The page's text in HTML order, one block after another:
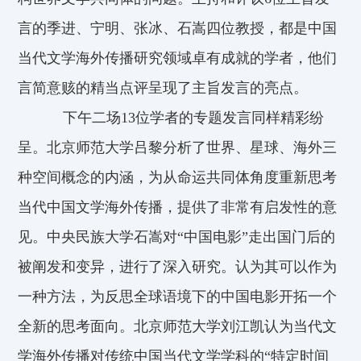
言的季进、宁明、张冰、石嵩四位教授，都是中国
当代文学海外传播研究领域卓有成就的学者，他们
言简意赅的精当点评呈现了主旨发言的亮点。
下午二场13位学者的专题发言同样精彩纷
呈。北京师范大学吕黎分析了世界、星球、海外三
种空间概念的内涵，为从命运共同体角度重新思考
当代中国文学海外传播，提供了非常有启发性的意
见。中央民族大学石嵩对“中国电影”走出国门后的
被阐发和变异，进行了深入研究。认为其可以作为
一种方法，为反思全球语境下的中国电影开拓一个
全新的思考面向。北京师范大学刘江凯认为当代文
学海外传播对传统中国当代文学学科的“特定时间